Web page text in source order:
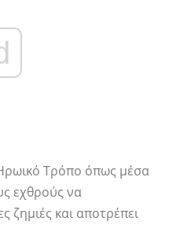
Τρόπο όπως μέσα
εχθρούς να
ζημιές και αποτρέπει